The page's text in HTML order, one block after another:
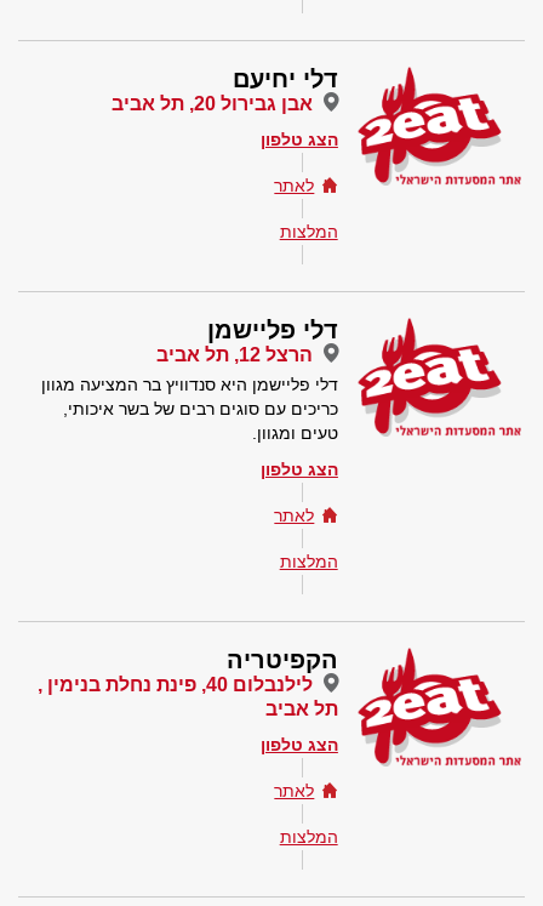
דלי יחיעם
אבן גבירול 20, תל אביב
הצג טלפון
לאתר
המלצות
דלי פליישמן
הרצל 12, תל אביב
דלי פליישמן היא סנדוויץ בר המציעה מגוון
כריכים עם סוגים רבים של בשר איכותי,
טעים ומגוון.
הצג טלפון
לאתר
המלצות
הקפיטריה
לילנבלום 40, פינת נחלת בנימין ,
תל אביב
הצג טלפון
לאתר
המלצות